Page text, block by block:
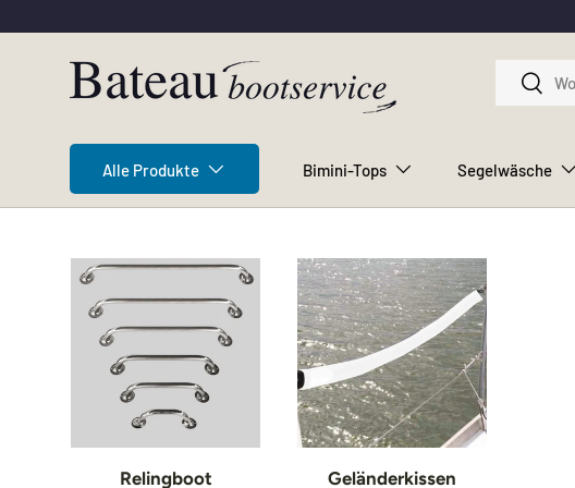
Direkt zum Inhalt
Suchen
Suchen
Alle Produkte Bimini-Tops Segelwäsche
Relingboot Geländerkissen